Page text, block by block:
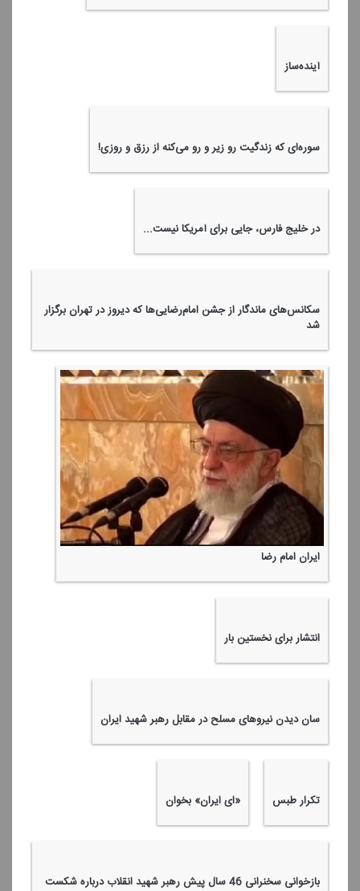
آینده‌ساز
سوره‌ای كه زندگیت رو زیر و رو می‌كنه از رزق و روزی!
در خلیج فارس، جایی برای آمریكا نیست...
سكانس‌های ماندگار از جشن امام‌رضایی‌ها كه دیروز در تهران برگزار
شد
ایران امام رضا
انتشار برای نخستین بار
سان دیدن نیروهای مسلح در مقابل رهبر شهید ایران
تكرار طبس «ای ایران» بخوان
بازخوانی سخنرانی 46 سال پیش رهبر شهید انقلاب درباره شكست